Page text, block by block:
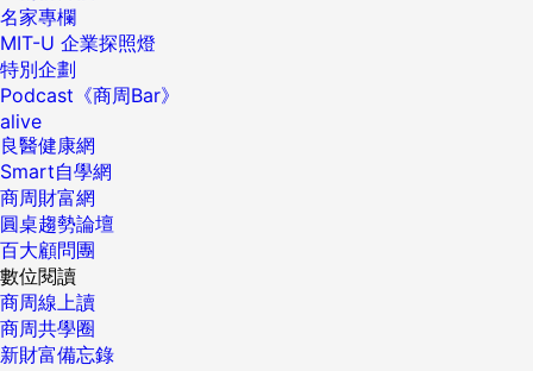
名家專欄
MIT-U 企業探照燈
特別企劃
Podcast《商周Bar》
alive
良醫健康網
Smart自學網
商周財富網
圓桌趨勢論壇
百大顧問團
數位閱讀
商周線上讀
商周共學圈
新財富備忘錄